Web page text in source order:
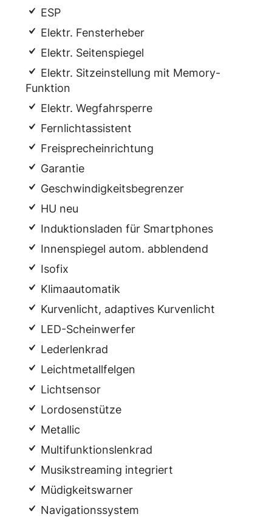
ESP
Elektr. Fensterheber
Elektr. Seitenspiegel
Elektr. Sitzeinstellung mit Memory-
Funktion
Elektr. Wegfahrsperre
Fernlichtassistent
Freisprecheinrichtung
Garantie
Geschwindigkeitsbegrenzer
HU neu
Induktionsladen für Smartphones
Innenspiegel autom. abblendend
Isofix
Klimaautomatik
Kurvenlicht, adaptives Kurvenlicht
LED-Scheinwerfer
Lederlenkrad
Leichtmetallfelgen
Lichtsensor
Lordosenstütze
Metallic
Multifunktionslenkrad
Musikstreaming integriert
Müdigkeitswarner
Navigationssystem